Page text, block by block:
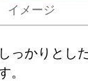
イメージ
っかりとし
。